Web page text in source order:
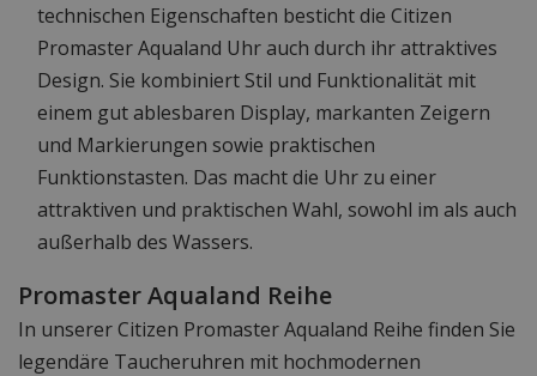
technischen Eigenschaften besticht die Citizen
Promaster Aqualand Uhr auch durch ihr attraktives
Design. Sie kombiniert Stil und Funktionalität mit
einem gut ablesbaren Display, markanten Zeigern
und Markierungen sowie praktischen
Funktionstasten. Das macht die Uhr zu einer
attraktiven und praktischen Wahl, sowohl im als auch
außerhalb des Wassers.
Promaster Aqualand Reihe
In unserer Citizen Promaster Aqualand Reihe finden Sie
legendäre Taucheruhren mit hochmodernen